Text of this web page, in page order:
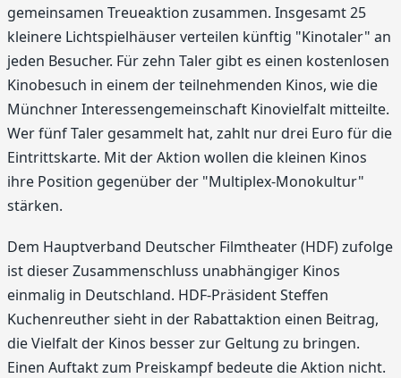
gemeinsamen Treueaktion zusammen. Insgesamt 25
kleinere Lichtspielhäuser verteilen künftig "Kinotaler" an
jeden Besucher. Für zehn Taler gibt es einen kostenlosen
Kinobesuch in einem der teilnehmenden Kinos, wie die
Münchner Interessengemeinschaft Kinovielfalt mitteilte.
Wer fünf Taler gesammelt hat, zahlt nur drei Euro für die
Eintrittskarte. Mit der Aktion wollen die kleinen Kinos
ihre Position gegenüber der "Multiplex-Monokultur"
stärken.
Dem Hauptverband Deutscher Filmtheater (HDF) zufolge
ist dieser Zusammenschluss unabhängiger Kinos
einmalig in Deutschland. HDF-Präsident Steffen
Kuchenreuther sieht in der Rabattaktion einen Beitrag,
die Vielfalt der Kinos besser zur Geltung zu bringen.
Einen Auftakt zum Preiskampf bedeute die Aktion nicht.